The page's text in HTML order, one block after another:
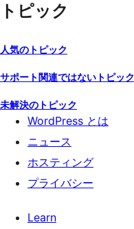
トピック
人気のトピック
サポート関連ではないトピック
未解決のトピック
WordPress とは
ニュース
ホスティング
プライバシー
Learn